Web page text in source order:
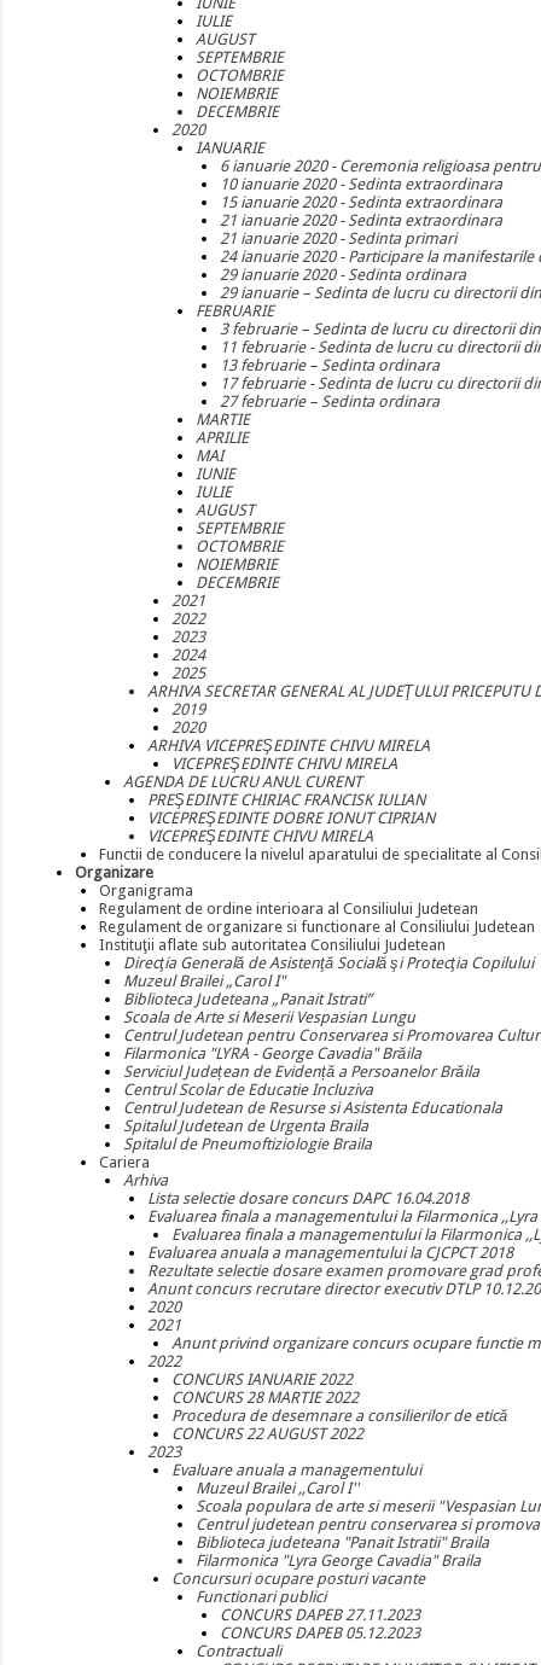
IULIE
AUGUST
SEPTEMBRIE
OCTOMBRIE
NOIEMBRIE
DECEMBRIE
2020
IANUARIE
6 ianuarie 2020 - Ceremonia religioasa
10 ianuarie 2020 - Sedinta extraordinara
15 ianuarie 2020 - Sedinta extraordinara
21 ianuarie 2020 - Sedinta extraordinara
21 ianuarie 2020 - Sedinta primari
24 ianuarie 2020 - Participare la
29 ianuarie 2020 - Sedinta ordinara
29 ianuarie – Sedinta de lucru cu directorii
FEBRUARIE
3 februarie – Sedinta de lucru cu directorii
11 februarie - Sedinta de lucru cu directorii
13 februarie – Sedinta ordinara
17 februarie - Sedinta de lucru cu directorii
27 februarie – Sedinta ordinara
MARTIE
APRILIE
MAI
IUNIE
IULIE
AUGUST
SEPTEMBRIE
OCTOMBRIE
NOIEMBRIE
DECEMBRIE
2021
2022
2023
2024
2025
ARHIVA SECRETAR GENERAL AL JUDEŢULUI PRICEPUTU
2019
2020
ARHIVA VICEPREŞEDINTE CHIVU MIRELA
VICEPREŞEDINTE CHIVU MIRELA
AGENDA DE LUCRU ANUL CURENT
PREŞEDINTE CHIRIAC FRANCISK IULIAN
VICEPREŞEDINTE DOBRE IONUT CIPRIAN
VICEPREŞEDINTE CHIVU MIRELA
Functii de conducere la nivelul aparatului de specialitate al
Organizare
Organigrama
Regulament de ordine interioara al Consiliului Judetean
Regulament de organizare si functionare al Consiliului Judetean
Instituţii aflate sub autoritatea Consiliului Judetean
Direcţia Generală de Asistenţă Socială şi Protecţia Copilului
Muzeul Brailei „Carol I"
Biblioteca Judeteana „Panait Istrati”
Scoala de Arte si Meserii Vespasian Lungu
Centrul Judetean pentru Conservarea si Promovarea
Filarmonica "LYRA - George Cavadia" Brăila
Serviciul Județean de Evidență a Persoanelor Brăila
Centrul Scolar de Educatie Incluziva
Centrul Judetean de Resurse si Asistenta Educationala
Spitalul Judetean de Urgenta Braila
Spitalul de Pneumoftiziologie Braila
Cariera
Arhiva
Lista selectie dosare concurs DAPC 16.04.2018
Evaluarea finala a managementului la Filarmonica ,,Lyra
Evaluarea finala a managementului la Filarmonica
Evaluarea anuala a managementului la CJCPCT 2018
Rezultate selectie dosare examen promovare grad
Anunt concurs recrutare director executiv DTLP
2020
2021
Anunt privind organizare concurs ocupare functie
2022
CONCURS IANUARIE 2022
CONCURS 28 MARTIE 2022
Procedura de desemnare a consilierilor de etică
CONCURS 22 AUGUST 2022
2023
Evaluare anuala a managementului
Muzeul Brailei ,,Carol I''
Scoala populara de arte si meserii "Vespasian
Centrul judetean pentru conservarea si
Biblioteca judeteana "Panait Istratii" Braila
Filarmonica "Lyra George Cavadia" Braila
Concursuri ocupare posturi vacante
Functionari publici
CONCURS DAPEB 27.11.2023
CONCURS DAPEB 05.12.2023
Contractuali